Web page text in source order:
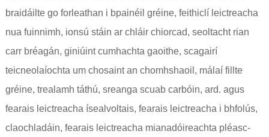
braidáilte go forleathan i bpainéil gréine, feithiclí leictreacha
nua fuinnimh, ionsú stáin ar chláir chiorcad, seoltacht rian
carr bréagán, giniúint cumhachta gaoithe, scagairí
teicneolaíochta um chosaint an chomhshaoil, málaí fillte
gréine, trealamh táthú, sreanga scuab carbóin, ard. agus
fearais leictreacha ísealvoltais, fearais leictreacha i bhfolús,
claochladáin, fearais leictreacha mianadóireachta pléasc-